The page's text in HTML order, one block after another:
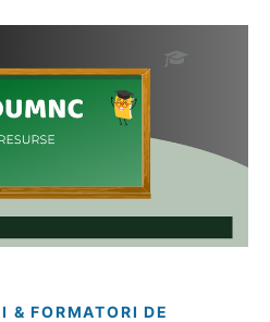
& FORMATORI DE